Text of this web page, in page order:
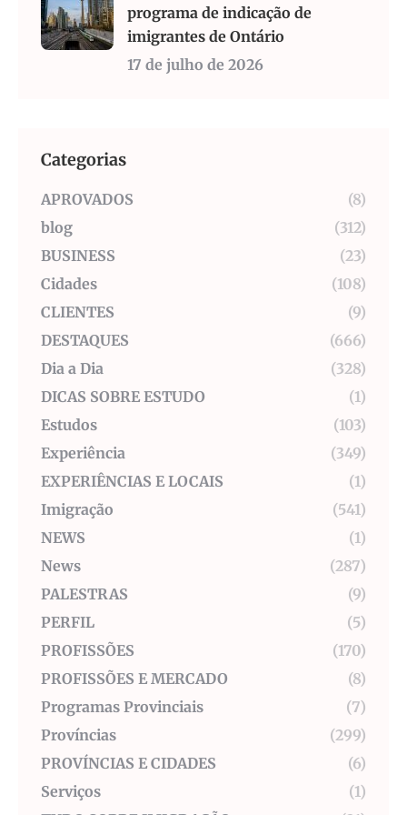
programa de indicação de
imigrantes de Ontário
17 de julho de 2026
Categorias
APROVADOS
(8)
blog
(312)
BUSINESS
(23)
Cidades
(108)
CLIENTES
(9)
DESTAQUES
(666)
Dia a Dia
(328)
DICAS SOBRE ESTUDO
(1)
Estudos
(103)
Experiência
(349)
EXPERIÊNCIAS E LOCAIS
(1)
Imigração
(541)
NEWS
(1)
News
(287)
PALESTRAS
(9)
PERFIL
(5)
PROFISSÕES
(170)
PROFISSÕES E MERCADO
(8)
Programas Provinciais
(7)
Províncias
(299)
PROVÍNCIAS E CIDADES
(6)
Serviços
(1)